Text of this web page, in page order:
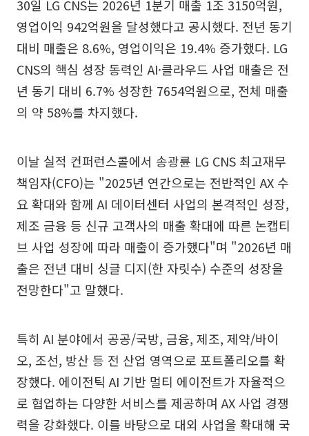
30일 LG CNS는 2026년 1분기 매출 1조 3150억원,
영업이익 942억원을 달성했다고 공시했다. 전년 동기
대비 매출은 8.6%, 영업이익은 19.4% 증가했다. LG
CNS의 핵심 성장 동력인 AI·클라우드 사업 매출은 전
년 동기 대비 6.7% 성장한 7654억원으로, 전체 매출
의 약 58%를 차지했다.
이날 실적 컨퍼런스콜에서 송광륜 LG CNS 최고재무
책임자(CFO)는 "2025년 연간으로는 전반적인 AX 수
요 확대와 함께 AI 데이터센터 사업의 본격적인 성장,
제조 금융 등 신규 고객사의 매출 확대에 따른 논캡티
브 사업 성장에 따라 매출이 증가했다"며 "2026년 매
출은 전년 대비 싱글 디지(한 자릿수) 수준의 성장을
전망한다"고 말했다.
특히 AI 분야에서 공공/국방, 금융, 제조, 제약/바이
오, 조선, 방산 등 전 산업 영역으로 포트폴리오를 확
장했다. 에이전틱 AI 기반 멀티 에이전트가 자율적으
로 협업하는 다양한 서비스를 제공하며 AX 사업 경쟁
력을 강화했다. 이를 바탕으로 대외 사업을 확대해 국